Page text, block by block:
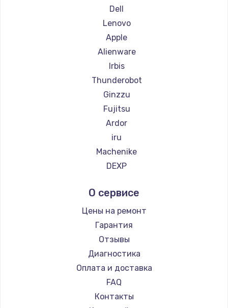
Замена системной платы
1500 руб.
Замена температурного датчика
2500 руб.
Заказать
Замена электроконфорки
1300 руб.
Заказать
Техобслуживание
900 руб.
Заказать
Установка / подключение / демонтаж
1300 руб.
Заказать
Dell
Lenovo
Apple
Alienware
Irbis
Thunderobot
Ginzzu
Fujitsu
Ardor
iru
Machenike
DEXP
Intel
Beelink
CHUWI
О сервисе
Цены на ремонт
Гарантия
Отзывы
Диагностика
Оплата и доставка
FAQ
Контакты